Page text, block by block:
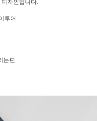
자인입니다.
루어
는편